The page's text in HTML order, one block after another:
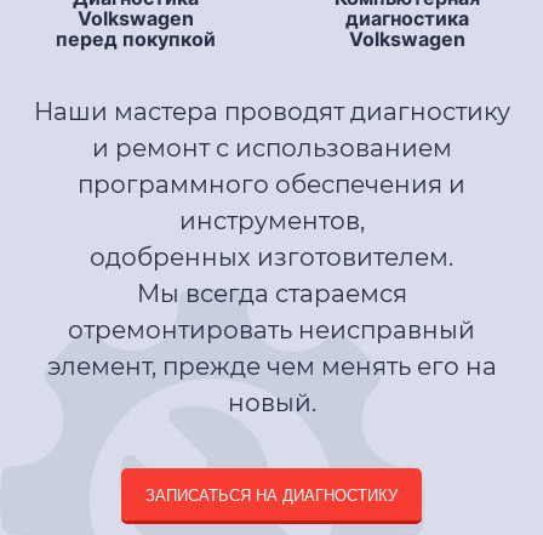
Volkswagen
перед покупкой
диагностика
Volkswagen
Наши мастера проводят диагностику
и ремонт с использованием
программного обеспечения и
инструментов,
одобренных изготовителем.
Мы всегда стараемся
отремонтировать неисправный
элемент, прежде чем менять его на
новый.
ЗАПИСАТЬСЯ НА ДИАГНОСТИКУ